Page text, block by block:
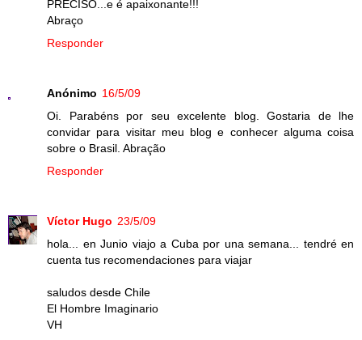
PRECISO...e é apaixonante!!!
Abraço
Responder
Anónimo 16/5/09
Oi. Parabéns por seu excelente blog. Gostaria de lhe
convidar para visitar meu blog e conhecer alguma coisa
sobre o Brasil. Abração
Responder
Víctor Hugo 23/5/09
hola... en Junio viajo a Cuba por una semana... tendré en
cuenta tus recomendaciones para viajar
saludos desde Chile
El Hombre Imaginario
VH